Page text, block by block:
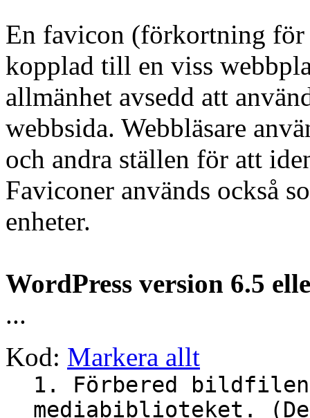
En favicon (förkortning
kopplad till en viss
allmänhet avsedd att
webbsida. Webbläsare
och andra ställen för att
Faviconer används också
enheter.
WordPress version 6.5
...
Kod: Markera allt
1. Förbered
mediabiblioteket.